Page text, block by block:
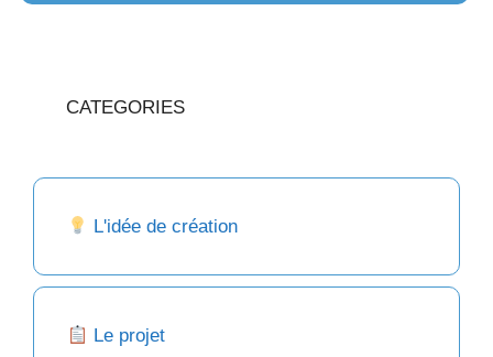
CATEGORIES
L'idée de création
Le projet